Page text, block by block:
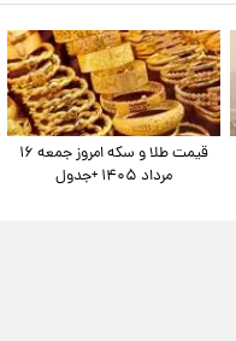
قیمت طلا و سکه امروز جمعه ۱۶
مرداد ۱۴۰۵ +جدول